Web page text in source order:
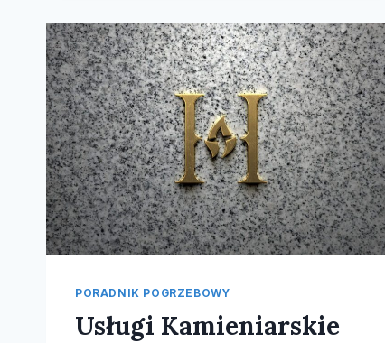
PORADNIK POGRZEBOWY
Usługi Kamieniarskie